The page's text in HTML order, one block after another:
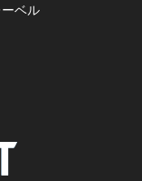
ベル